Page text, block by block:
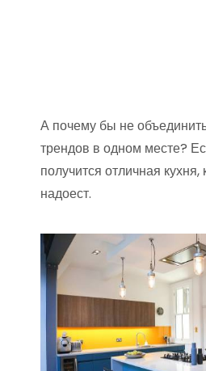
А почему бы не
трендов в одном месте?
получится отличная кухня,
надоест.